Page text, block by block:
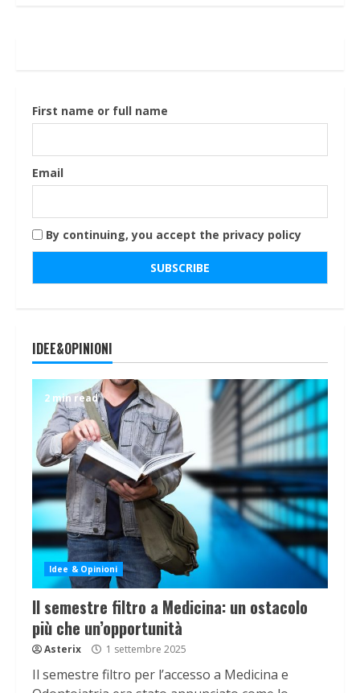
First name or full name
Email
By continuing, you accept the privacy policy
IDEE&OPINIONI
2 min read
Idee & Opinioni
Il semestre filtro a Medicina: un ostacolo
più che un’opportunità
Asterix 1 settembre 2025
Il semestre filtro per l’accesso a Medicina e